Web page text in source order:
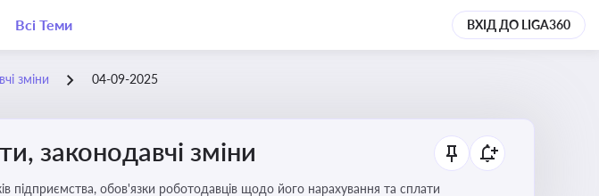
Всі Теми ВХІД ДО LIGA360
зміни 04-09-2025
законодавчі зміни
підприємства, обов'язки роботодавців щодо його нарахування та сплати